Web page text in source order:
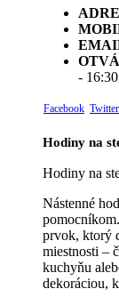
-
Facebook Twitter
Hodiny na
Hodiny na
Nástenné
prvok, ktorý
miestnosti –
kuchyňu
dekoráciou,